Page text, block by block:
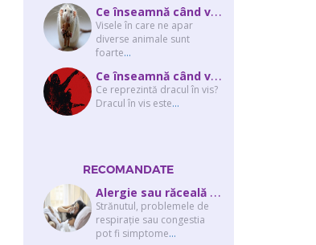
C
e înseamnă când visezi şobolani sau şoareci
Visele în care ne apar
diverse animale sunt
foarte...
C
e înseamnă când visezi un drac? Interpretarea visului în care apar unul sau...
Ce reprezintă dracul în vis?
Dracul în vis este...
RECOMANDATE
A
lergie sau răceală – cum îţi dai seama de ce suferi și de ce conteaz...
Strănutul, problemele de
respirație sau congestia
pot fi simptome...